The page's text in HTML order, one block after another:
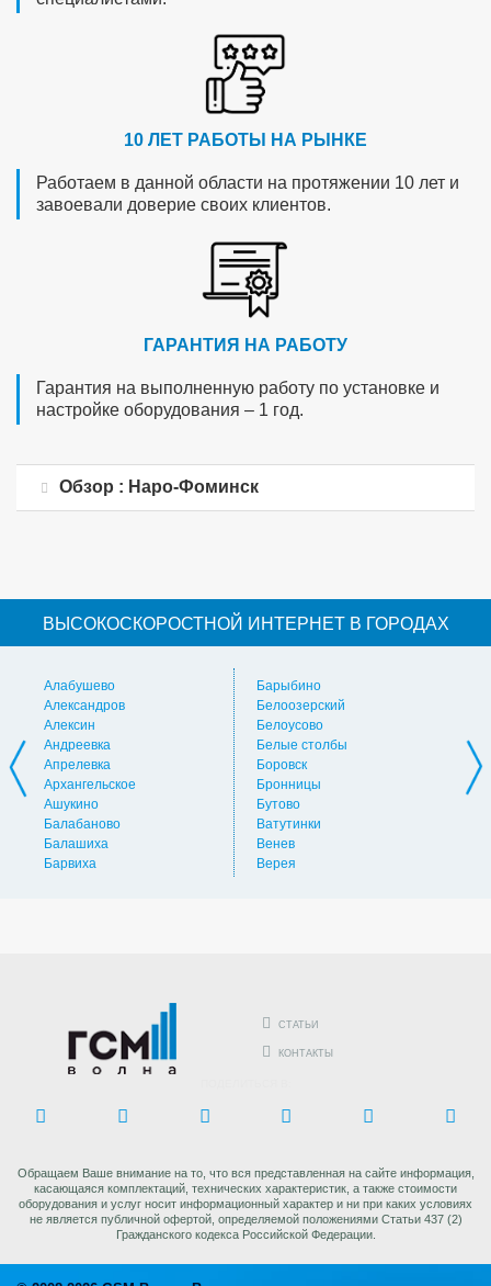
10 ЛЕТ РАБОТЫ НА РЫНКЕ
Работаем в данной области на протяжении 10 лет и
завоевали доверие своих клиентов.
ГАРАНТИЯ НА РАБОТУ
Гарантия на выполненную работу по установке и
настройке оборудования – 1 год.
Обзор : Наро-Фоминск
ВЫСОКОСКОРОСТНОЙ ИНТЕРНЕТ В ГОРОДАХ
Алабушево
Александров
Алексин
Андреевка
Апрелевка
Архангельское
Ашукино
Балабаново
Балашиха
Барвиха
Барыбино
Белоозерский
Белоусово
Белые столбы
Боровск
Бронницы
Бутово
Ватутинки
Венев
Верея
СТАТЬИ
КОНТАКТЫ
Обращаем Ваше внимание на то, что вся представленная на сайте информация,
касающаяся комплектаций, технических характеристик, а также стоимости
оборудования и услуг носит информационный характер и ни при каких условиях
не является публичной офертой, определяемой положениями Статьи 437 (2)
Гражданского кодекса Российской Федерации.